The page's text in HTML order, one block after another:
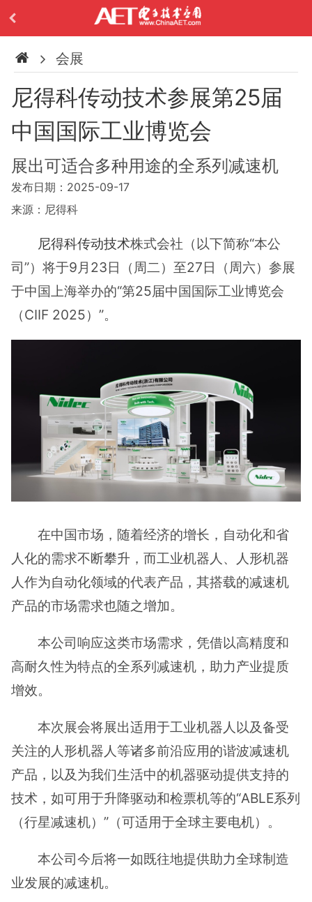
会展
尼得科传动技术参展第25届
中国国际工业博览会
展出可适合多种用途的全系列减速机
发布日期：2025-09-17
来源：尼得科
尼得科传动技术株式会社（以下简称“本公
司”）将于9月23日（周二）至27日（周六）参展
于中国上海举办的“第25届中国国际工业博览会
（CIIF 2025）”。
在中国市场，随着经济的增长，自动化和省
人化的需求不断攀升，而工业机器人、人形机器
人作为自动化领域的代表产品，其搭载的减速机
产品的市场需求也随之增加。
本公司响应这类市场需求，凭借以高精度和
高耐久性为特点的全系列减速机，助力产业提质
增效。
本次展会将展出适用于工业机器人以及备受
关注的人形机器人等诸多前沿应用的谐波减速机
产品，以及为我们生活中的机器驱动提供支持的
技术，如可用于升降驱动和检票机等的“ABLE系列
（行星减速机）”（可适用于全球主要电机）。
本公司今后将一如既往地提供助力全球制造
业发展的减速机。